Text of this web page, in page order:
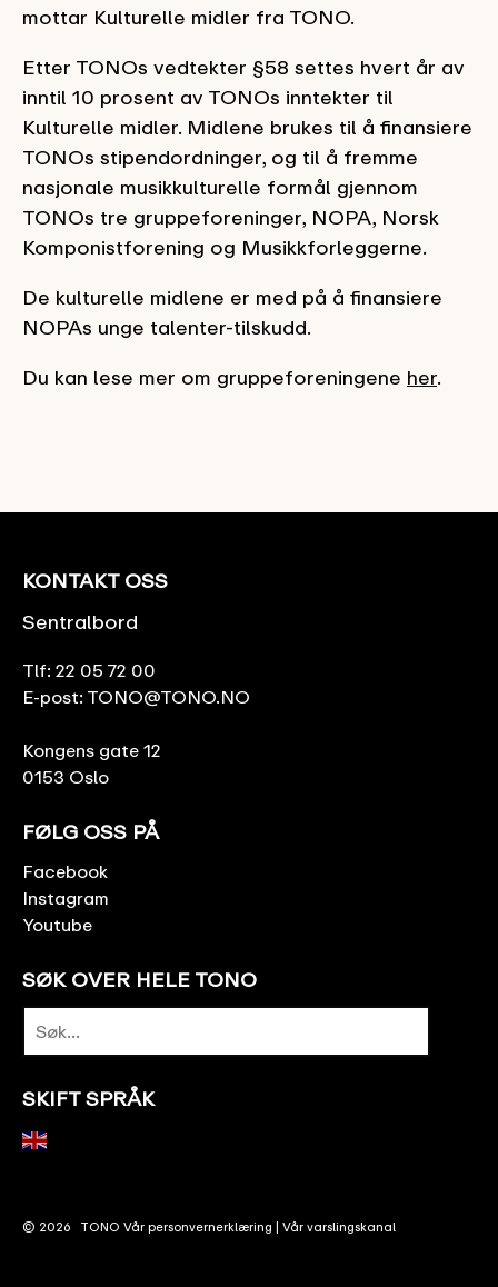
mottar Kulturelle midler fra TONO.
Etter TONOs vedtekter §58 settes hvert år av
inntil 10 prosent av TONOs inntekter til
Kulturelle midler. Midlene brukes til å finansiere
TONOs stipendordninger, og til å fremme
nasjonale musikkulturelle formål gjennom
TONOs tre gruppeforeninger, NOPA, Norsk
Komponistforening og Musikkforleggerne.
De kulturelle midlene er med på å finansiere
NOPAs unge talenter-tilskudd.
Du kan lese mer om gruppeforeningene her.
KONTAKT OSS
Sentralbord
Tlf: 22 05 72 00
E-post: TONO@TONO.NO
Kongens gate 12
0153 Oslo
FØLG OSS PÅ
Facebook
Instagram
Youtube
SØK OVER HELE TONO
SKIFT SPRÅK
© 2026 TONO Vår personvernerklæring | Vår varslingskanal